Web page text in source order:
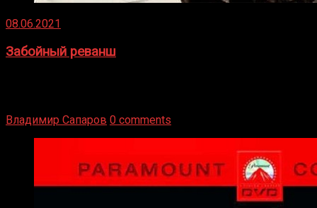
08.06.2021
Забойный реванш
Владимир Сапаров 0 comments